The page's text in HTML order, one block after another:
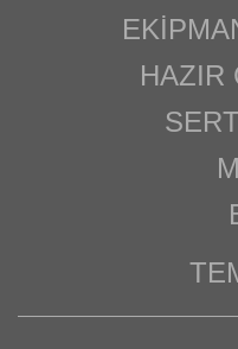
HAZIR